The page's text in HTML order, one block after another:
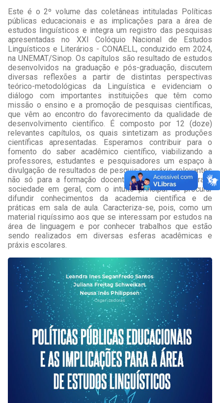
Este é o 2º volume das coletâneas intituladas Políticas
públicas educacionais e as implicações para a área de
estudos linguísticos e integra um registro das pesquisas
apresentadas no XXI Colóquio Nacional de Estudos
Linguísticos e Literários - CONAELL, conduzido em 2024,
na UNEMAT/Sinop. Os capítulos são resultado de estudos
desenvolvidos na graduação e pós-graduação, discutem
diversas reflexões a partir de distintas perspectivas
teórico-metodológicas da Linguística e evidenciam o
diálogo com importantes instituições que têm como
missão o ensino e a promoção de pesquisas científicas,
que vêm ao encontro do favorecimento da qualidade de
desenvolvimento científico. É composto por 12 (doze)
relevantes capítulos, os quais sintetizam as produções
científicas apresentadas. Esperamos contribuir para o
fomento do saber acadêmico científico, viabilizando a
professores, estudantes e pesquisadores um espaço à
divulgação de resultados de pesquisa e práxis relevantes
não só para a formação docente, como também para a
sociedade em geral, com o intuito principal de procurar
difundir conhecimentos da academia científica e de
práticas em sala de aula. Caracteriza-se, pois, como um
material riquíssimo aos que se interessam por estudos na
área de linguagem e por conhecer trabalhos que estão
sendo realizados em diversas esferas acadêmicas e
práxis escolares.